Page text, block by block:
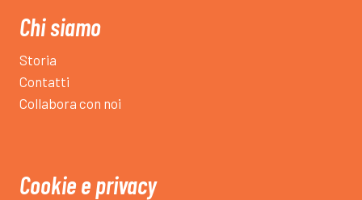
articoli
Chi siamo
Storia
Contatti
Collabora con noi
Cookie e privacy